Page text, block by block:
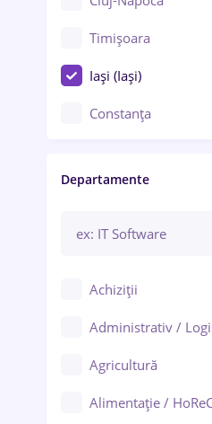
Timișoara
Iași (Iași)
Constanța
Brașov
Bacău
Galați (Galați)
Ploiești
Departamente
Achiziții
Administrativ /
Agricultură
Alimentație /